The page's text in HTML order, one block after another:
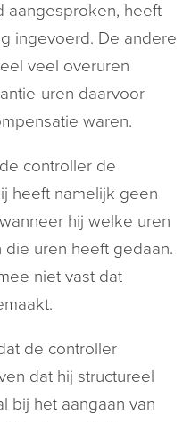
aangesproken, heeft
ingevoerd. De andere
veel overuren
uren daarvoor
waren.
controller de
heeft namelijk geen
hij welke uren
uren heeft gedaan.
niet vast dat
de controller
dat hij structureel
bij het aangaan van